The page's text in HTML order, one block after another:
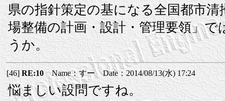
県の指針策定の基になる全国都市
場整備の計画・設計・管理要領」
うか。
[46]RE:10 Name：すー Date：2014/08/13(水) 17:24
悩ましい設問ですね。